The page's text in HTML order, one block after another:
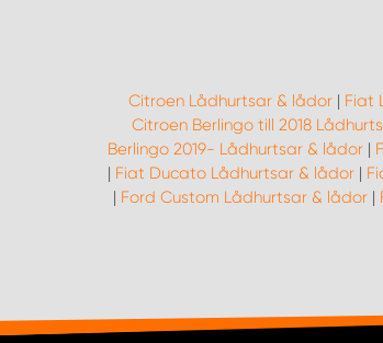
Citroen Lådhurtsar & lådor | Fiat
Citroen Berlingo till 2018
Berlingo 2019- Lådhurtsar & lådor |
| Fiat Ducato Lådhurtsar & lådor |
| Ford Custom Lådhurtsar & lådor|